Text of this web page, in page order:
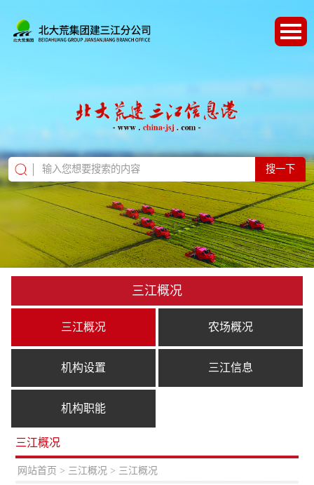
搜一下
三江概况
三江概况 农场概况
机构设置 三江信息
机构职能
三江概况
网站首页 > 三江概况 > 三江概况